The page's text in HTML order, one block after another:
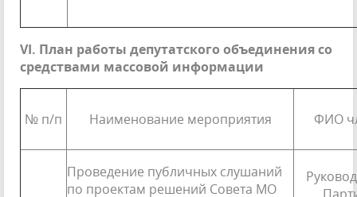
VI. План работы депутатского объединения со
средствами массовой информации
№ п/п Наименование мероприятия ФИО
Проведение публичных слуша­ний
по проектам решений Совета МО